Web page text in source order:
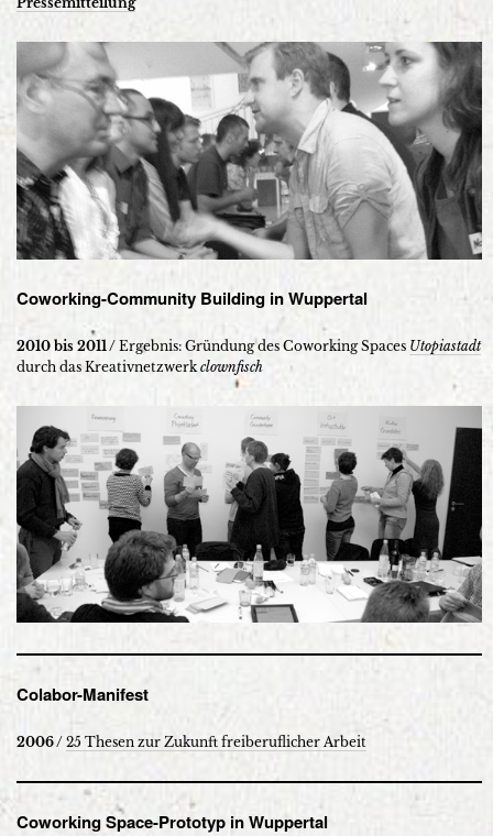
Coworking-Community Building in Wuppertal
2010 bis 2011 / Ergebnis: Gründung des Coworking Spaces Utopiastadt
durch das Kreativnetzwerk clownfisch
Colabor-Manifest
2006 / 25 Thesen zur Zukunft freiberuflicher Arbeit
Coworking Space-Prototyp in Wuppertal